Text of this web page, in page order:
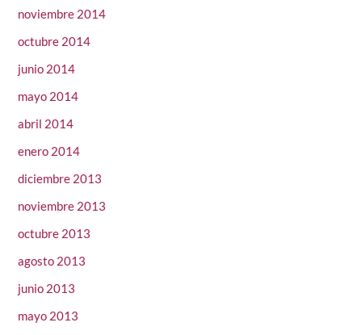
noviembre 2014
octubre 2014
junio 2014
mayo 2014
abril 2014
enero 2014
diciembre 2013
noviembre 2013
octubre 2013
agosto 2013
junio 2013
mayo 2013